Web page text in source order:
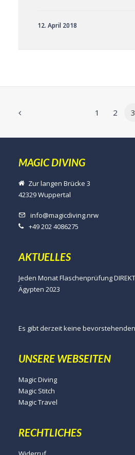
12. April 2018
1 2 3
MAGIC DIVING
Zur langen Brücke 3
42329 Wuppertal
info@magicdiving.nrw
+49 202 4086275
AKTUELLES
Jeden Monat Flaschenprüfung DIREKT
Ägypten 2023
Es gibt derzeit keine
UNSERE WEBSEITEN
Magic Diving
Magic Stitch
Magic Travel
RECHTLICHES